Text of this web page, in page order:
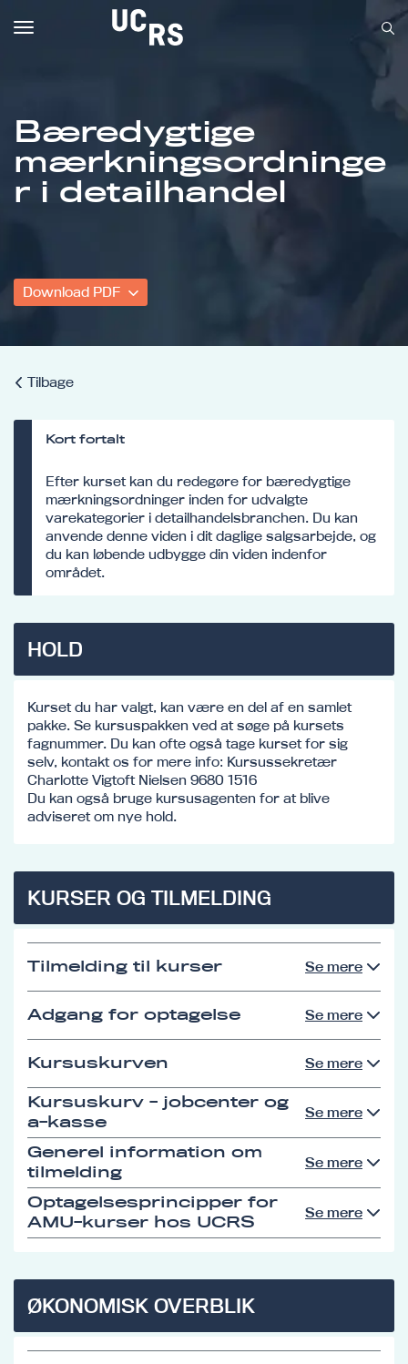
Om UCRS
Bliv faglært
Bæredygtige
mærkningsordninge
r i detailhandel
Download PDF
Tilbage
Kort fortalt
Efter kurset kan du redegøre for bæredygtige
mærkningsordninger inden for udvalgte
varekategorier i detailhandelsbranchen. Du kan
anvende denne viden i dit daglige salgsarbejde, og
du kan løbende udbygge din viden indenfor
området.
HOLD
Kurset du har valgt, kan være en del af en samlet
pakke. Se kursuspakken ved at søge på kursets
fagnummer. Du kan ofte også tage kurset for sig
selv, kontakt os for mere info: Kursussekretær
Charlotte Vigtoft Nielsen 9680 1516
Du kan også bruge kursusagenten for at blive
adviseret om nye hold.
KURSER OG TILMELDING
Tilmelding til kurser Se mere
Adgang for optagelse Se mere
Kursuskurven Se mere
Kursuskurv - jobcenter og
a-kasse
Se mere
Generel information om
tilmelding
Se mere
Optagelsesprincipper for
AMU-kurser hos UCRS
Se mere
ØKONOMISK OVERBLIK